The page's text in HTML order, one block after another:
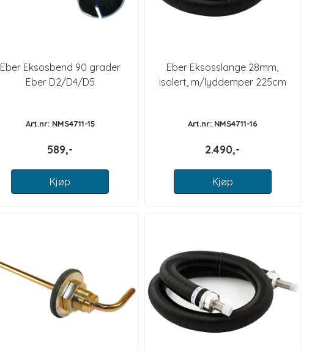
Eber Eksosbend 90 grader
Eber D2/D4/D5
Art.nr: NMS4711-15
589,-
Kjøp
Eber Eksosslange 28mm,
isolert, m/lyddemper 225cm
Art.nr: NMS4711-16
2.490,-
Kjøp